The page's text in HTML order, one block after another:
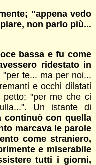
"appena vedo
non parlo più...
bassa e fu come
ridestato in
"per te... ma per noi...
e occhi dilatati
"per me che ci
Un istante di
continuò con quella
marcava le parole
come straniero,
e miserabile
tutti i giorni,